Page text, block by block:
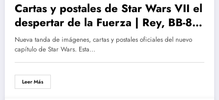
Cartas y postales de Star Wars VII el
despertar de la Fuerza | Rey, BB-8,
Finn, Chewbacca, Poe Dameron,
Capitán Phasma y Kylo Ren
Nueva tanda de imágenes, cartas y postales oficiales del nuevo
capítulo de Star Wars. Esta…
Leer Más